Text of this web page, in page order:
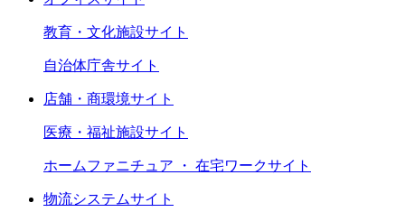
教育・文化施設サイト
自治体庁舎サイト
店舗・商環境サイト
医療・福祉施設サイト
ホームファニチュア ・ 在宅ワークサイト
物流システムサイト